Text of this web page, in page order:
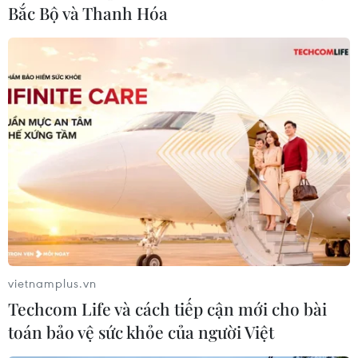
sức ép lớn lên mạng lưới giao thông đô thị
lànguyên nhân chính gây ách tắc.
Mặc dù xe buýt phát triển nhanh nhưng lại giới
hạn về năng lực chuyên chởvà nếu tiếp tục ùn
tắc như hiện nay thì loại hình này khó nâng cao
hơn nữa khảnăng phục vụ. Taxi năng lực vận
tải thấp, tuần suất hoạt động dầy cũng góp
phầngây ách tắc giao thông và nên xem là loại
hình giao thông cá nhân vì khả năngvận chuyển
ít người.
Theo ông Vinh, nhìn vào bức tranh này có thể
thấy Hà Nội đang thiếu hẳnmột loại hình
phương tiện vận tải hành khách công cộng khối
lượng lớn là đườngsắt đô thị và xe buýt nhanh.
Bắc Bộ và Thanh Hóa
vietnamplus.vn
Techcom Life và cách tiếp cận mới cho bài
toán bảo vệ sức khỏe của người Việt